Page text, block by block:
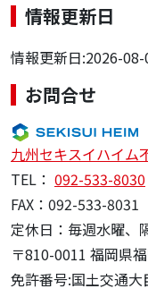
情報更新日
情報更新日:2026-
お問合せ
九州セキスイハイム
TEL： 092-533-8030
FAX：092-533-8031
定休日：毎週水曜、
〒810-0011 福岡県
免許番号:国土交通